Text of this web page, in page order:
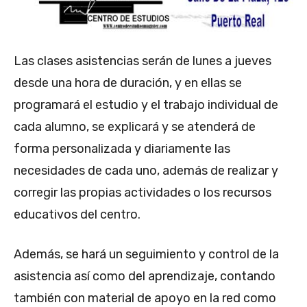
Las clases asistencias serán de lunes a jueves
desde una hora de duración, y en ellas se
programará el estudio y el trabajo individual de
cada alumno, se explicará y se atenderá de
forma personalizada y diariamente las
necesidades de cada uno, además de realizar y
corregir las propias actividades o los recursos
educativos del centro.
Además, se hará un seguimiento y control de la
asistencia así como del aprendizaje, contando
también con material de apoyo en la red como